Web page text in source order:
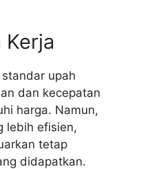
Kerja
upah
dan kecepatan
harga. Namun,
lebih efisien,
tetap
didapatkan.